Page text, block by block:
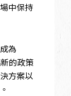
中保持
為
的政策
方案以